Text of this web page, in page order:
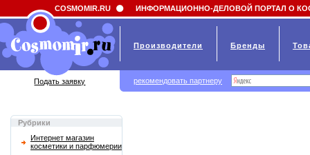
Field 'news_title' doesn't have a default value
Рубрики
Интернет магазин
косметики и парфюмерии
COSMOMIR.RU ИНФОРМАЦИОННО-ДЕЛОВОЙ ПОРТАЛ О
Производители Бренды
Подать заявку рекомендовать партнеру